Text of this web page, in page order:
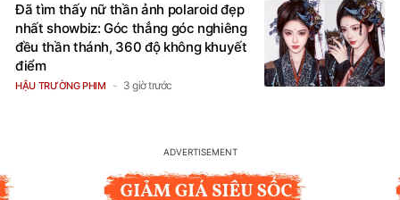
Đã tìm thấy nữ thần ảnh polaroid đẹp
nhất showbiz: Góc thẳng góc nghiêng
đều thần thánh, 360 độ không khuyết
điểm
HẬU TRƯỜNG PHIM 3 giờ trước